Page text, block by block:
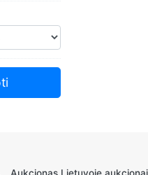
Aukcionas Lietuvoje